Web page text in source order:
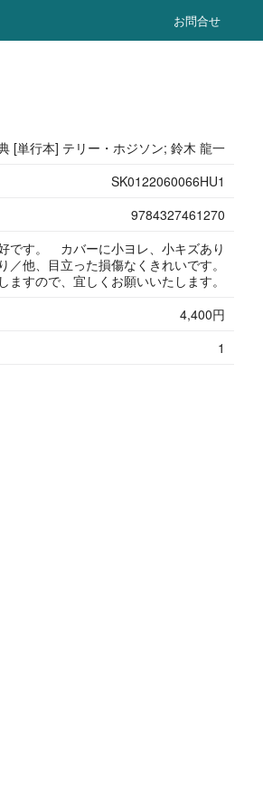
お問合せ
[単行本] テリー・ホジソン; 鈴木 龍一
SK0122060066HU1
9784327461270
です。 カバーに小ヨレ、小キズあり
他、目立った損傷なくきれいです。
すので、宜しくお願いいたします。
4,400円
1